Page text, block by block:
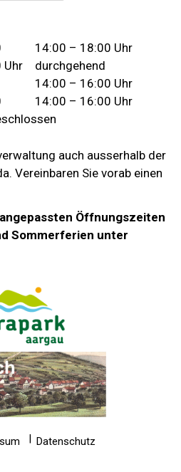
14:00 – 18:00 Uhr
Uhr
durchgehend
14:00 – 16:00 Uhr
14:00 – 16:00 Uhr
auch ausserhalb der
Vereinbaren Sie vorab einen
Öffnungszeiten
Sommerferien unter
Datenschutz